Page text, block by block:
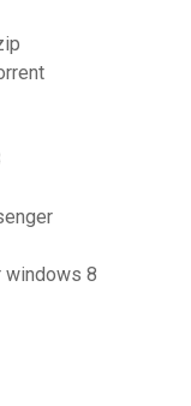
windows 8